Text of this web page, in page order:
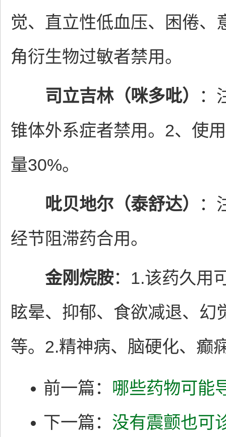
觉、直立性低血压、困倦、
角衍生物过敏者禁用。
司立吉林（咪多吡）
：
锥体外系症者禁用。2、使
量30%。
吡贝地尔（泰舒达）
：
经节阻滞药合用。
金刚烷胺：1.该药久用
眩晕、抑郁、食欲减退、幻
等。2.精神病、脑硬化、癫
前一篇： 哪些药物可能
下一篇： 没有震颤也可